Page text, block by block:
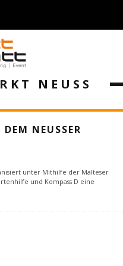
NEUSS
NEUSSER
unter Mithilfe der Malteser
und Kompass D eine